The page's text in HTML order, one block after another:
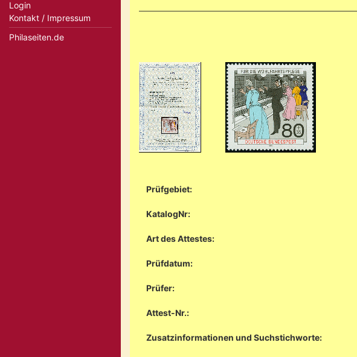
Login
Kontakt / Impressum
Philaseiten.de
Prüfgebiet:
KatalogNr:
Art des Attestes:
Prüfdatum:
Prüfer:
Attest-Nr.:
Zusatzinformationen und Suchstichworte: